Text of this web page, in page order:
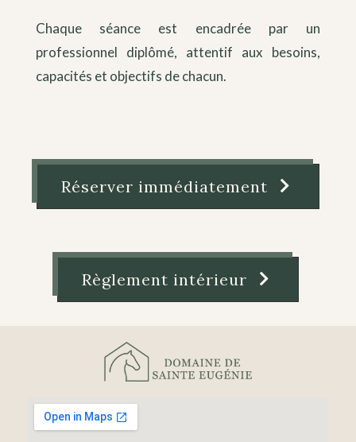
Chaque séance est encadrée par un
professionnel diplômé, attentif aux besoins,
capacités et objectifs de chacun.
Réserver immédiatement
Règlement intérieur